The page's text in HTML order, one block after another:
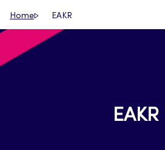
Home EAKR
EAKR